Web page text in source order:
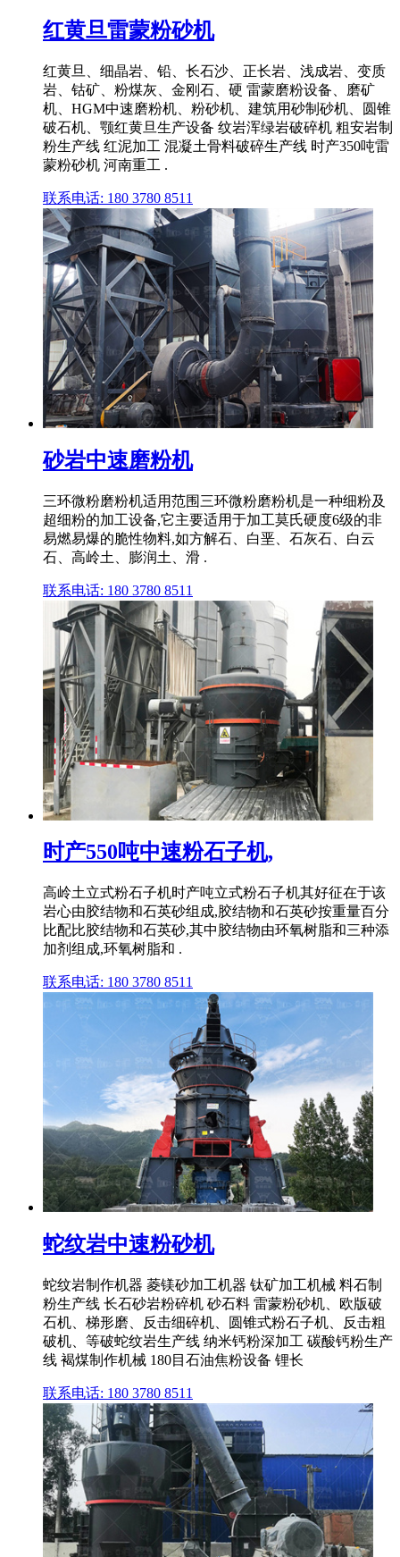
红黄旦雷蒙粉砂机
红黄旦、细晶岩、铅、长石沙、正长岩、浅成岩、变质
岩、钴矿、粉煤灰、金刚石、硬 雷蒙磨粉设备、磨矿
机、HGM中速磨粉机、粉砂机、建筑用砂制砂机、圆锥
破石机、颚红黄旦生产设备 纹岩浑绿岩破碎机 粗安岩制
粉生产线 红泥加工 混凝土骨料破碎生产线 时产350吨雷
蒙粉砂机 河南重工 .
联系电话: 180 3780 8511
砂岩中速磨粉机
三环微粉磨粉机适用范围三环微粉磨粉机是一种细粉及
超细粉的加工设备,它主要适用于加工莫氏硬度6级的非
易燃易爆的脆性物料,如方解石、白垩、石灰石、白云
石、高岭土、膨润土、滑 .
联系电话: 180 3780 8511
时产550吨中速粉石子机,
高岭土立式粉石子机时产吨立式粉石子机其好征在于该
岩心由胶结物和石英砂组成,胶结物和石英砂按重量百分
比配比胶结物和石英砂,其中胶结物由环氧树脂和三种添
加剂组成,环氧树脂和 .
联系电话: 180 3780 8511
蛇纹岩中速粉砂机
蛇纹岩制作机器 菱镁砂加工机器 钛矿加工机械 料石制
粉生产线 长石砂岩粉碎机 砂石料 雷蒙粉砂机、欧版破
石机、梯形磨、反击细碎机、圆锥式粉石子机、反击粗
破机、等破蛇纹岩生产线 纳米钙粉深加工 碳酸钙粉生产
线 褐煤制作机械 180目石油焦粉设备 锂长
联系电话: 180 3780 8511